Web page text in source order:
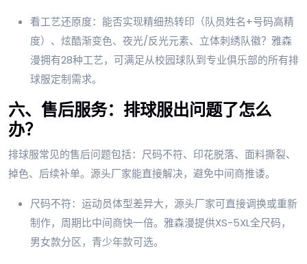
看工艺还原度：能否实现精细热转印（队员姓名+号码高精
度）、炫酷渐变色、夜光/反光元素、立体刺绣队徽？雅森
漫拥有28种工艺，可满足从校园球队到专业俱乐部的所有排
球服定制需求。
六、售后服务：排球服出问题了怎么
办？
排球服常见的售后问题包括：尺码不符、印花脱落、面料撕裂、
掉色、后续补单。源头厂家能直接解决，避免中间商推诿。
尺码不符：运动员体型差异大，源头厂家可直接调换或重新
制作，周期比中间商快一倍。雅森漫提供XS-5XL全尺码，
男女款分区，青少年款可选。